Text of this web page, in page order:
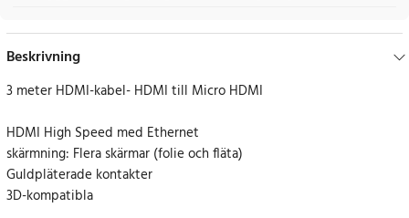
Beskrivning
3 meter HDMI-kabel- HDMI till Micro HDMI
HDMI High Speed ​​med Ethernet
skärmning: Flera skärmar (folie och fläta)
Guldpläterade kontakter
3D-kompatibla